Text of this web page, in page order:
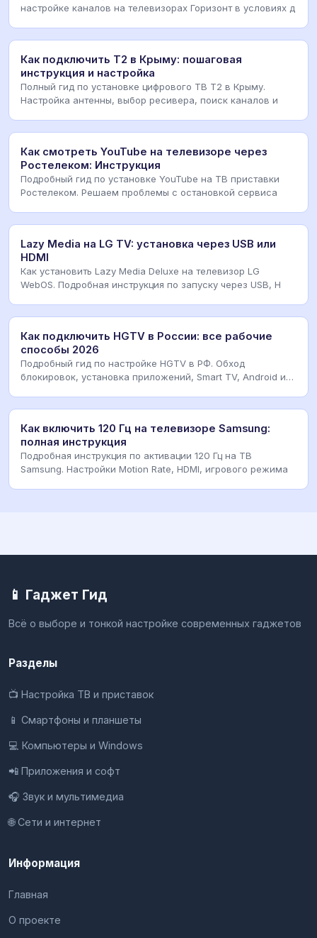
настройке каналов на телевизорах Горизонт в условиях д
Как подключить Т2 в Крыму: пошаговая
инструкция и настройка
Полный гид по установке цифрового ТВ Т2 в Крыму.
Настройка антенны, выбор ресивера, поиск каналов и
Как смотреть YouTube на телевизоре через
Ростелеком: Инструкция
Подробный гид по установке YouTube на ТВ приставки
Ростелеком. Решаем проблемы с остановкой сервиса
Lazy Media на LG TV: установка через USB или
HDMI
Как установить Lazy Media Deluxe на телевизор LG
WebOS. Подробная инструкция по запуску через USB, H
Как подключить HGTV в России: все рабочие
способы 2026
Подробный гид по настройке HGTV в РФ. Обход
блокировок, установка приложений, Smart TV, Android и
Как включить 120 Гц на телевизоре Samsung:
полная инструкция
Подробная инструкция по активации 120 Гц на ТВ
Samsung. Настройки Motion Rate, HDMI, игрового режима
📱 Гаджет Гид
Всё о выборе и тонкой настройке современных гаджетов
Разделы
📺 Настройка ТВ и приставок
📱 Смартфоны и планшеты
💻 Компьютеры и Windows
📲 Приложения и софт
🎧 Звук и мультимедиа
🌐 Сети и интернет
Информация
Главная
О проекте